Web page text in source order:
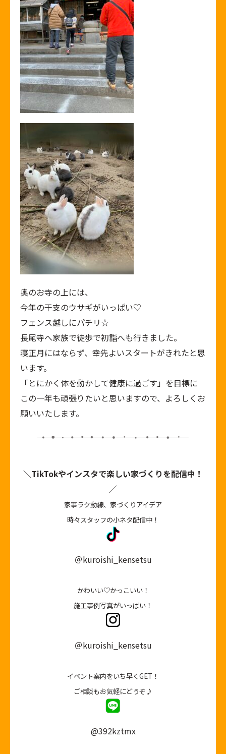
奥のお寺の上には、
今年の干支のウサギがいっぱい♡
フェンス越しにパチリ☆
長尾寺へ家族で徒歩で初詣へも行きました。
寝正月にはならず、幸先よいスタートがきれたと思
います。
「とにかく体を動かして健康に過ごす」を目標に
この一年も頑張りたいと思いますので、よろしくお
願いいたします。
＼TikTokやインスタで楽しい家づくりを配信中！
／
家事ラク動線、家づくりアイデア
時々スタッフの小ネタ配信中！
＠kuroishi_kensetsu
かわいい♡かっこいい！
施工事例写真がいっぱい！
＠kuroishi_kensetsu
イベント案内をいち早くGET！
ご相談もお気軽にどうぞ♪
@392kztmx